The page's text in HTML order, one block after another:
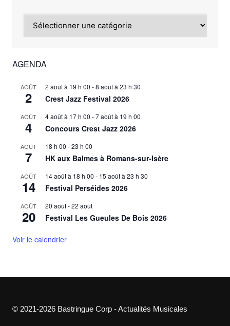
AGENDA
AOÛT
2
2 août à 19 h 00 -8 août à 23 h 30
Crest Jazz Festival 2026
AOÛT
4
4 août à 17 h 00 -7 août à 19 h 00
Concours Crest Jazz 2026
AOÛT
7
18 h 00 -23 h 00
HK aux Balmes à Romans-sur-Isère
AOÛT
14
14 août à 18 h 00 - 15 août à 23 h 30
Festival Perséides 2026
AOÛT
20
20 août-22 août
Festival Les Gueules De Bois 2026
Voir le calendrier
© 2021-2026 Bastringue Corp - Actualités Musicales